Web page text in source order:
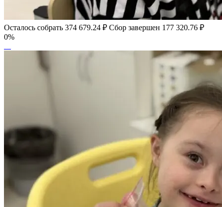
Осталось собрать 374 679.24 ₽ Сбор завершен 177 320.76 ₽
0%